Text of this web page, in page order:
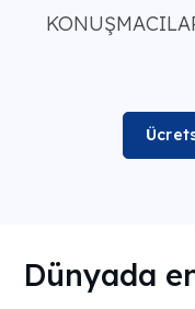
Dünyada